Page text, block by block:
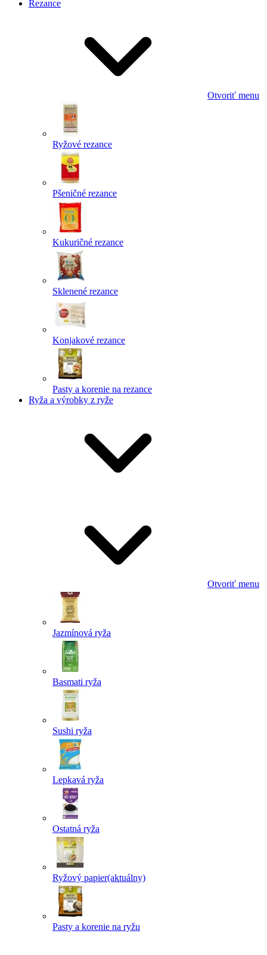
Rezance
Otvoriť menu
Ryžové rezance
Pšeničné rezance
Kukuričné rezance
Sklenené rezance
Konjakové rezance
Pasty a korenie na rezance
Ryža a výrobky z ryže
Otvoriť menu
Jazmínová ryža
Basmati ryža
Sushi ryža
Lepkavá ryža
Ostatná ryža
Ryžový papier(aktuálny)
Pasty a korenie na ryžu